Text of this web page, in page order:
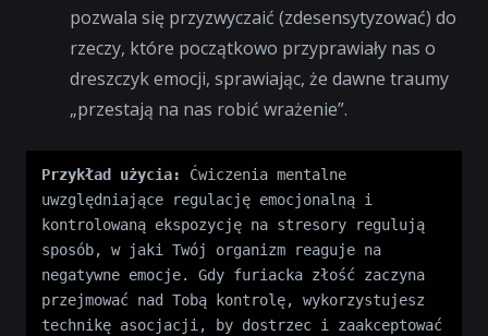
pozwala się przyzwyczaić (zdesensytyzować) do
rzeczy, które początkowo przyprawiały nas o
dreszczyk emocji, sprawiając, że dawne traumy
„przestają na nas robić wrażenie”.
Przykład użycia:
Ćwiczenia mentalne
uwzględniające regulację emocjonalną i
kontrolowaną ekspozycję na stresory regulują
sposób, w jaki Twój organizm reaguje na
negatywne emocje. Gdy furiacka złość zaczyna
przejmować nad Tobą kontrolę, wykorzystujesz
technikę asocjacji, by dostrzec i zaakceptować